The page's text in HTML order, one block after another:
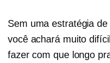
Sem uma estratégia
você achará muito
fazer com que longo